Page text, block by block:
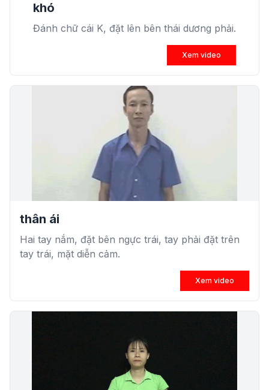
khó
Đánh chữ cái K, đặt lên bên thái dương phải.
Xem video
thân ái
Hai tay nắm, đặt bên ngực trái, tay phải đặt trên
tay trái, mặt diễn cảm.
Xem video